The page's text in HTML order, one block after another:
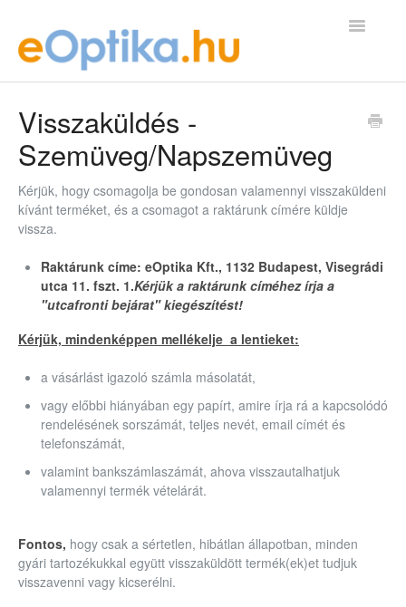
Toggle
kapcsolat@eoptika.hu
Visszaküldés -
Szemüveg/Napszemüveg
Kérjük, hogy csomagolja be gondosan valamennyi visszaküldeni
kívánt terméket, és a csomagot a raktárunk címére küldje
vissza.
Raktárunk címe: eOptika Kft., 1132 Budapest, Visegrádi
utca 11. fszt. 1.Kérjük a raktárunk címéhez írja a
"utcafronti bejárat" kiegészítést!
Kérjük, mindenképpen mellékelje a lentieket:
a vásárlást igazoló számla másolatát,
vagy előbbi hiányában egy papírt, amire írja rá a kapcsolódó
rendelésének sorszámát, teljes nevét, email címét és
telefonszámát,
valamint bankszámlaszámát, ahova visszautalhatjuk
valamennyi termék vételárát.
Fontos, hogy csak a sértetlen, hibátlan állapotban, minden
gyári tartozékukkal együtt visszaküldött termék(ek)et tudjuk
visszavenni vagy kicserélni.